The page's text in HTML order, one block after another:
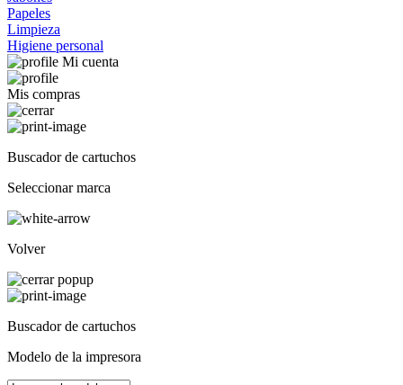
Papeles
Limpieza
Higiene personal
Mi cuenta
Mis compras
Buscador de cartuchos
Seleccionar marca
Volver
Buscador de cartuchos
Modelo de la impresora